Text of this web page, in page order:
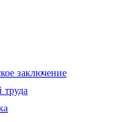
заключение
труда